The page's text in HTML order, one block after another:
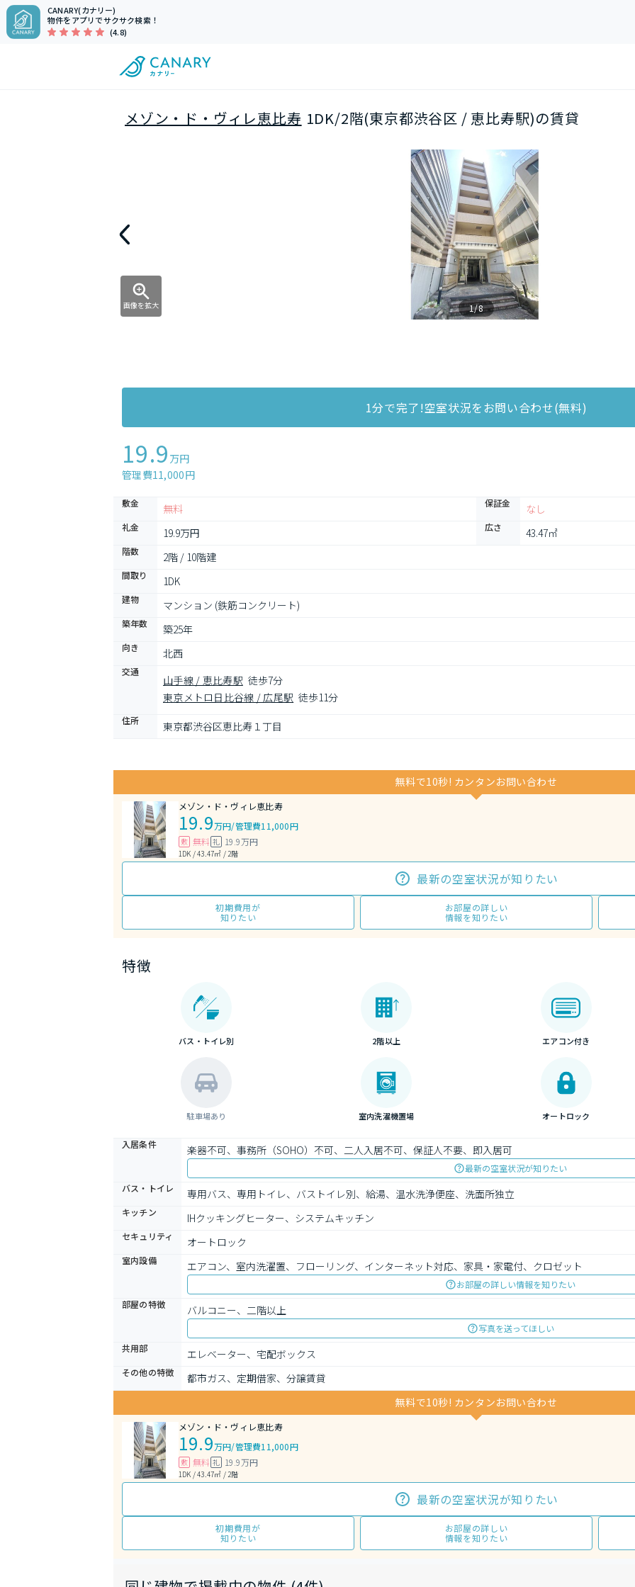
CANARY(カナリー)
物件をアプリでサクサク検索！
(4.8)
メゾン・ド・ヴィレ恵比寿 1DK/2階(東京都渋谷区 / 恵比寿駅)の賃貸
画像を拡大 1/8
1分で完了!空室状況をお問い合わせ(無料)
19.9 万円
管理費11,000円
敷金 無料 保証金 なし
礼金 19.9万円 広さ 43.47㎡
階数 2階 / 10階建
間取り 1DK
建物 マンション (鉄筋コンクリート)
築年数 築25年
向き 北西
交通
山手線 / 恵比寿駅 徒歩7分
東京メトロ日比谷線 / 広尾駅 徒歩11分
住所 東京都渋谷区恵比寿１丁目
無料で10秒! カンタンお問い合わせ
メゾン・ド・ヴィレ恵比寿
19.9万円/管理費11,000円
敷 無料 礼 19.9万円
1DK / 43.47㎡ / 2階
最新の空室状況が知りたい
初期費用が
知りたい
お部屋の詳しい
情報を知りたい
特徴
バス・トイレ別 2階以上 エアコン付き
駐車場あり 室内洗濯機置場 オートロック
入居条件 楽器不可、事務所（SOHO）不可、二人入居不可、保証人不要、即入居可
最新の空室状況が知りたい
バス・トイレ
専用バス、専用トイレ、バストイレ別、給湯、温水洗浄便座、洗面所独立
キッチン IHクッキングヒーター、システムキッチン
セキュリティ オートロック
室内設備 エアコン、室内洗濯置、フローリング、インターネット対応、家具・家電付、クロゼット
お部屋の詳しい情報を知りたい
部屋の特徴
バルコニー、二階以上
写真を送ってほしい
共用部
エレベーター、宅配ボックス
その他の特徴
都市ガス、定期借家、分譲賃貸
無料で10秒! カンタンお問い合わせ
メゾン・ド・ヴィレ恵比寿
19.9万円/管理費11,000円
敷 無料 礼 19.9万円
1DK / 43.47㎡ / 2階
最新の空室状況が知りたい
初期費用が
知りたい
お部屋の詳しい
情報を知りたい